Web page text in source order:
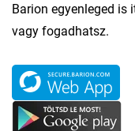
Barion egyenleged is
vagy fogadhatsz.